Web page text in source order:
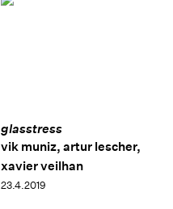
glasstress
vik muniz, artur lescher,
xavier veilhan
23.4.2019